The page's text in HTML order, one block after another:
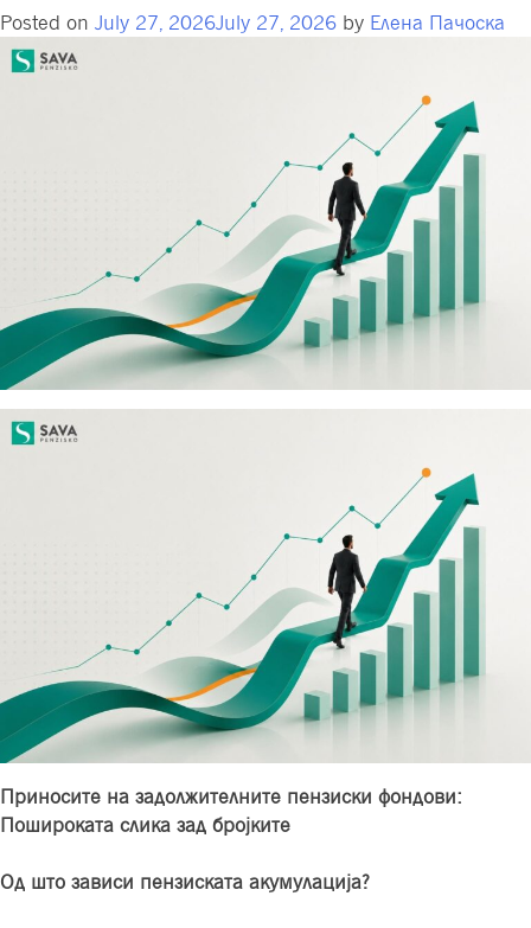
Posted on July 27, 2026July 27, 2026 by Елена Пачоска
Приносите на задолжителните пензиски фондови:
Пошироката слика зад бројките
Од што зависи пензиската акумулација?